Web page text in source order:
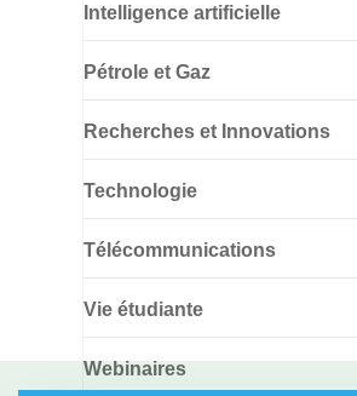
Intelligence artificielle
Pétrole et Gaz
Recherches et Innovations
Technologie
Télécommunications
Vie étudiante
Webinaires